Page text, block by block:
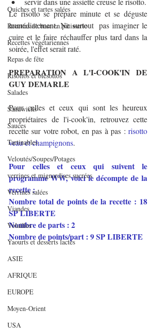
Quiches et tartes salées
Recettes de base en pâtisserie
Recettes végétariennes
Repas de fête
Risottos et blésottos
Salades
Sandwichs
Sauces
Tartinables
Veloutés/Soupes/Potages
verrines et mignardises sucrées
Verrines salées
Viandes
Volailles
Yaourts et desserts lactés
ASIE
AFRIQUE
EUROPE
Moyen-Orient
USA
Le risotto se prépare minute et se déguste
immédiatement. Ne surtout  pas imaginer le
cuire et le faire réchauffer plus tard dans la
soirée, l'effet serait raté.
PREPARATION A L'I-COOK'IN DE
GUY DEMARLE
Pour celles et ceux qui sont les heureux
propriétaires de l'i-cook'in, retrouvez cette
recette sur votre robot, en pas à pas : risotto
veau et champignons.
Pour celles et ceux qui suivent le
programme WW, voici le décompte de la
recette :
Nombre total de points de la recette : 18
SP LIBERTE
Nombre de parts : 2
Nombre de points/part : 9 SP LIBERTE